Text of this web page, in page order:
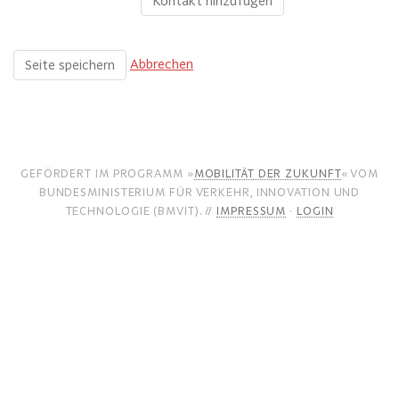
Abbrechen
GEFÖRDERT IM PROGRAMM »MOBILITÄT DER ZUKUNFT« VOM
BUNDESMINISTERIUM FÜR VERKEHR, INNOVATION UND
TECHNOLOGIE (BMVIT). // IMPRESSUM · LOGIN